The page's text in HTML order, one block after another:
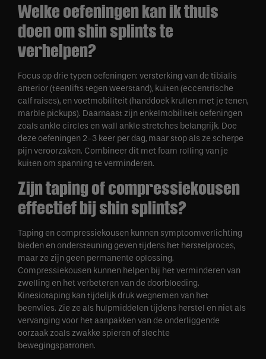
Welke oefeningen kan ik thuis
doen om shin splints te
verhelpen?
Focus op drie typen oefeningen: versterking van de tibialis
anterior (teenlifts tegen weerstand), kuiten (eccentrische
calf raises), en voetmobiliteit (handdoek krullen met je tenen,
marble pickups). Daarnaast zijn enkelmobiliteit oefeningen
zoals ankle circles en wall ankle stretches belangrijk. Doe
deze oefeningen 2-3 keer per dag, maar stop als ze scherpe
pijn veroorzaken. Combineer dit met foam rolling van je
kuiten om spanning te verminderen.
Zijn taping of compressiekousen
effectief bij shin splints?
Taping en compressiekousen kunnen symptoomverlichting
bieden en ondersteuning geven tijdens het herstelproces,
maar ze zijn geen permanente oplossing.
Compressiekousen kunnen helpen bij het verminderen van
zwelling en het verbeteren van de doorbloeding.
Kinesiotaping kan tijdelijk druk wegnemen van het
beenvlies. Zie ze als hulpmiddelen tijdens herstel en niet als
vervanging voor het aanpakken van de onderliggende
oorzaak zoals zwakke spieren of slechte
bewegingspatronen.